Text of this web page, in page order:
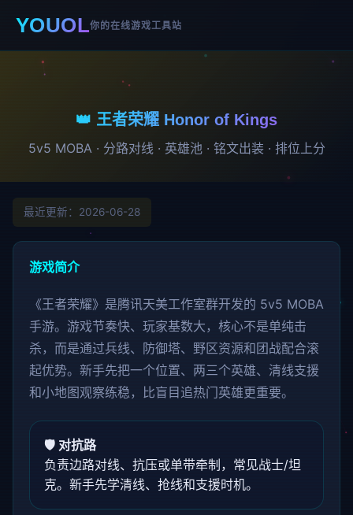
YOUOL你的在线游戏工具站
👑 王者荣耀 Honor of Kings
5v5 MOBA · 分路对线 · 英雄池 · 铭文出装 · 排位上分
最近更新：2026-06-28
游戏简介
《王者荣耀》是腾讯天美工作室群开发的 5v5 MOBA
手游。游戏节奏快、玩家基数大，核心不是单纯击
杀，而是通过兵线、防御塔、野区资源和团战配合滚
起优势。新手先把一个位置、两三个英雄、清线支援
和小地图观察练稳，比盲目追热门英雄更重要。
🛡️ 对抗路
负责边路对线、抗压或单带牵制，常见战士/坦
克。新手先学清线、抢线和支援时机。